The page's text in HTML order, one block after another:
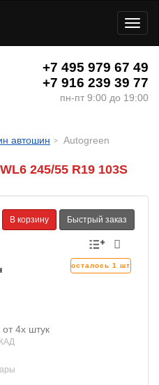
+7 495 979 67 49
+7 916 239 39 77
пн-пт 9:00 до 19:00
автошин Autogreen
245/55 R19 103S
В корзину Быстрый заказ
осталось 1 шт
4х штук